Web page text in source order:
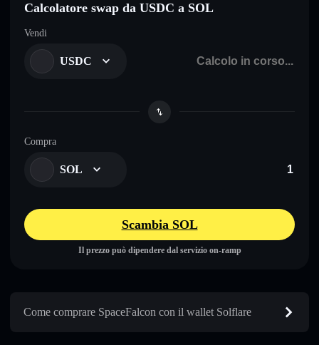
Calcolatore swap da USDC a SOL
Vendi
USDC
Compra
SOL
Scambia SOL
Il prezzo può dipendere dal servizio on-ramp
Come comprare SpaceFalcon con il wallet Solflare